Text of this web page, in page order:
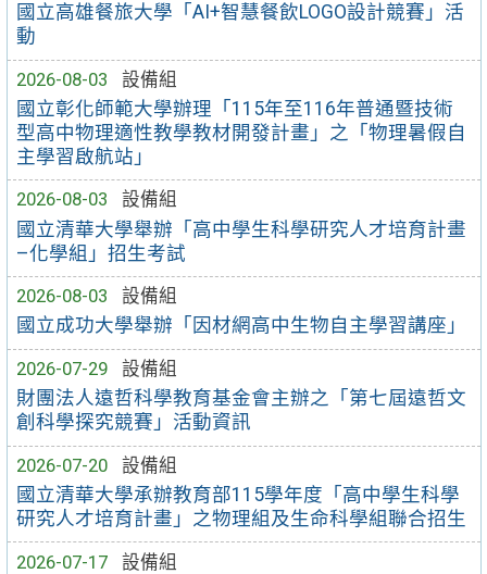
國立高雄餐旅大學「AI+智慧餐飲LOGO設計競賽」活
動
2026-08-03
設備組
國立彰化師範大學辦理「115年至116年普通暨技術
型高中物理適性教學教材開發計畫」之「物理暑假自
主學習啟航站」
2026-08-03
設備組
國立清華大學舉辦「高中學生科學研究人才培育計畫
–化學組」招生考試
2026-08-03
設備組
國立成功大學舉辦「因材網高中生物自主學習講座」
2026-07-29
設備組
財團法人遠哲科學教育基金會主辦之「第七屆遠哲文
創科學探究競賽」活動資訊
2026-07-20
設備組
國立清華大學承辦教育部115學年度「高中學生科學
研究人才培育計畫」之物理組及生命科學組聯合招生
2026-07-17
設備組